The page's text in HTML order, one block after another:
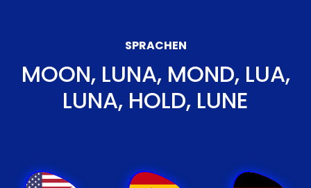
SPRACHEN
MOON, LUNA, MOND, LUA,
LUNA, HOLD, LUNE